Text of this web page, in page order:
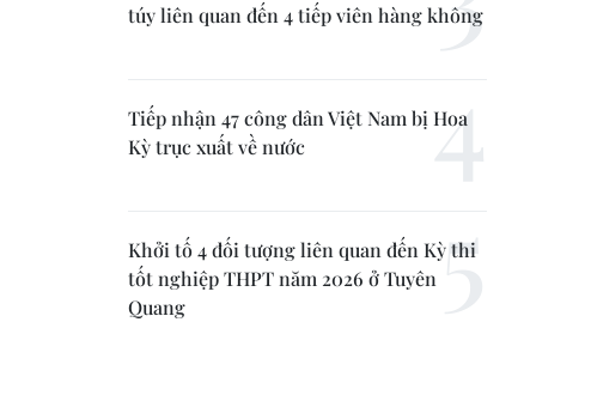
túy liên quan đến 4 tiếp viên hàng không
Tiếp nhận 47 công dân Việt Nam bị Hoa
Kỳ trục xuất về nước
Khởi tố 4 đối tượng liên quan đến Kỳ thi
tốt nghiệp THPT năm 2026 ở Tuyên
Quang